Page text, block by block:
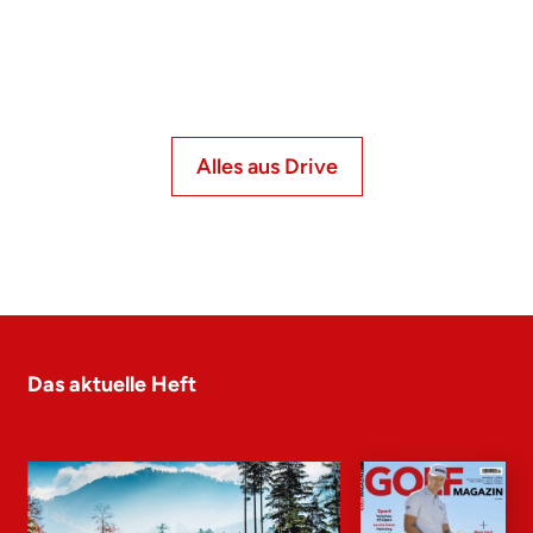
Alles aus Drive
Das aktuelle Heft